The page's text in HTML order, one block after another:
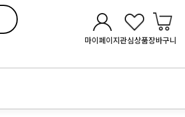
마이페이지관심상품장바구니